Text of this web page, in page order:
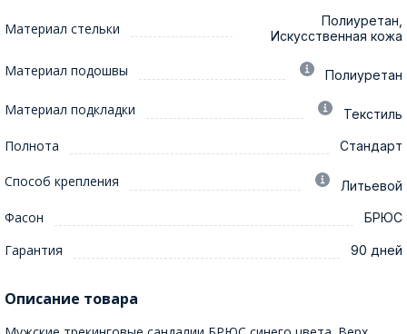
Материал стельки
Полиуретан,
Искусственная кожа
Материал подошвы Полиуретан
Материал подкладки Текстиль
Полнота Стандарт
Способ крепления Литьевой
Фасон БРЮС
Гарантия 90 дней
Описание товара